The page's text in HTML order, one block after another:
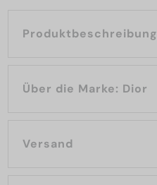
Produktbeschreibung
Über die Marke: Dior
Versand